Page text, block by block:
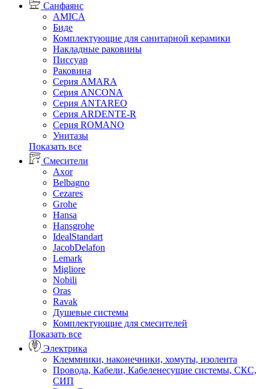
Санфаянс
AMICA
Биде
Комплектующие для санитарной керамики
Накладные раковины
Писсуар
Раковина
Серия AMARA
Серия ANCONA
Серия ANTAREO
Серия ARDENTE-R
Серия ROMANO
Унитазы
Показать все
Смесители
Axor
Belbagno
Cezares
Grohe
Hansa
Hansgrohe
IdealStandart
JacobDelafon
Lemark
Migliore
Nobili
Oras
Ravak
Душевые системы
Комплектующие для смесителей
Показать все
Электрика
Клеммники, наконечники, хомуты, изолента
Провода, Кабели, Кабеленесущие системы, СКС,
СИП